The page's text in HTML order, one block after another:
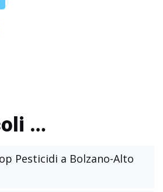
…
Pesticidi a Bolzano-Alto